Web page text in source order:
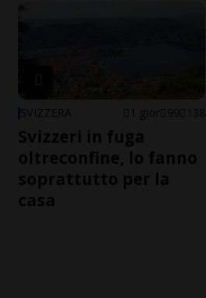
SVIZZERA 1 gior 99 138
Svizzeri in fuga
oltreconfine, lo fanno
soprattutto per la
casa